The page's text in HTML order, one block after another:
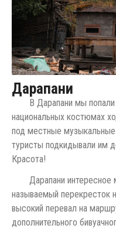
Дарапани
В Дарапани мы
национальных костюмах
под местные
туристы подкидывали им
Красота!
Дарапани
называемый перекресток
высокий перевал на
дополнительного